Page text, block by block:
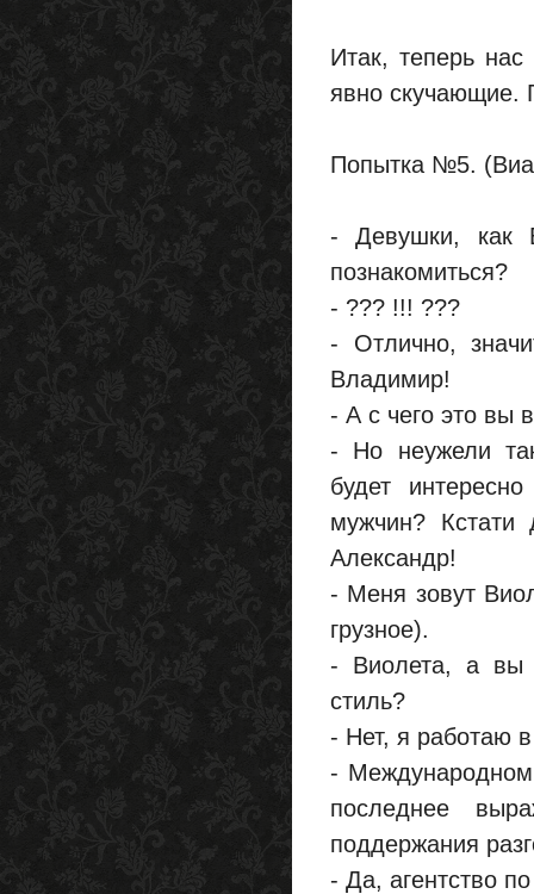
Итак, теперь
явно скучающие.
Попытка №5.
- Девушки, как
познакомиться?
- ??? !!! ???
- Отлично,
Владимир!
- А с чего это вы
- Но неужели
будет
мужчин? Кстати
Александр!
- Меня зовут
грузное).
- Виолета, а вы
стиль?
- Нет, я работаю
- Международном
последнее
поддержания
- Да, агентство